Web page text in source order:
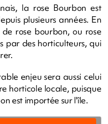
la rose Bourbon est
plusieurs années. En
de rose bourbon, ou rose
par des horticulteurs, qui
enjeu sera aussi celui
horticole locale, puisque
est importée sur l'île.